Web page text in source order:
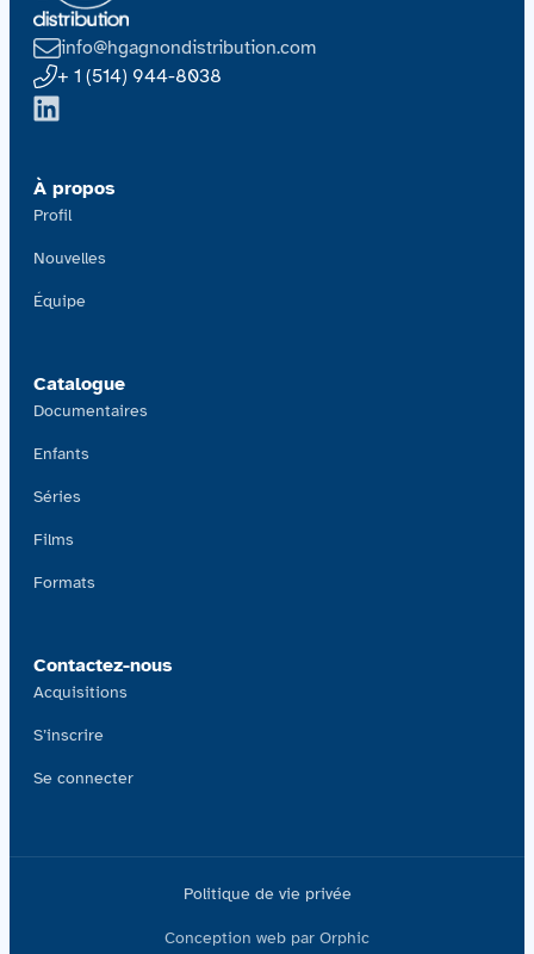
info@hgagnondistribution.com
+ 1 (514) 944-8038
À propos
Profil
Nouvelles
Équipe
Catalogue
Documentaires
Enfants
Séries
Films
Formats
Contactez-nous
Acquisitions
S’inscrire
Se connecter
Politique de vie privée
Conception web par Orphic